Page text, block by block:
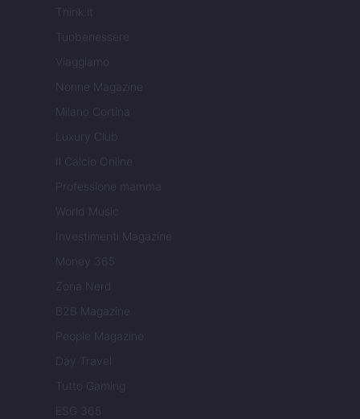
Think.it
Tuobenessere
Viaggiamo
Nonne Magazine
Milano Cortina
Luxury Club
Il Calcio Online
Professione mamma
World Music
Investimenti Magazine
Money 365
Zona Nerd
B2B Magazine
People Magazine
Day Travel
Tutto Gaming
ESG 365